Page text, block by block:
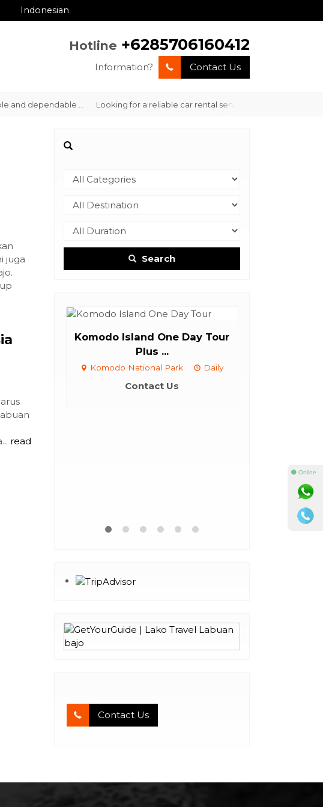
Indonesian
Hotline +6285706160412
Information? Contact Us
dependable ... Looking for a reliable car rental service in Labuan Bajo
juga
read
Search
Komodo Island One Day Tour
Plus ...
Komodo National Park Daily
Contact Us
Contact Us
⚫ Online